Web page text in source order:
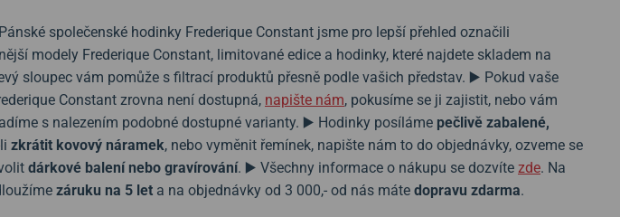
společenské hodinky Frederique Constant jsme pro lepší přehled označili
modely Frederique Constant, limitované edice a hodinky, které najdete skladem na
sloupec vám pomůže s filtrací produktů přesně podle vašich představ. ▶️ Pokud vaše
Constant zrovna není dostupná, napište nám, pokusíme se ji zajistit, nebo vám
s nalezením podobné dostupné varianty. ▶️ Hodinky posíláme pečlivě zabalené,
zkrátit kovový náramek, nebo vyměnit řemínek, napište nám to do objednávky, ozveme se
dárkové balení nebo gravírování. ▶️ Všechny informace o nákupu se dozvíte zde. Na
záruku na 5 let a na objednávky od 3 000,- od nás máte dopravu zdarma.